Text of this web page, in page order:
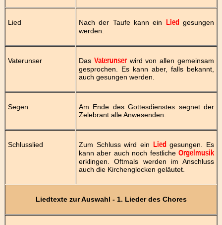
Lied Nach der Taufe kann ein Lied gesungen
werden.
Vaterunser Das Vaterunserwird von allen gemeinsam
gesprochen. Es kann aber, falls bekannt,
auch gesungen werden.
Segen
Am Ende des Gottesdienstes segnet der
Zelebrant alle Anwesenden.
Schlusslied Zum Schluss wird ein Lied gesungen. Es
kann aber auch noch festlicheOrgelmusik
erklingen. Oftmals werden im Anschluss
auch die Kirchenglocken geläutet.
Liedtexte zur Auswahl - 1. Lieder des Chores